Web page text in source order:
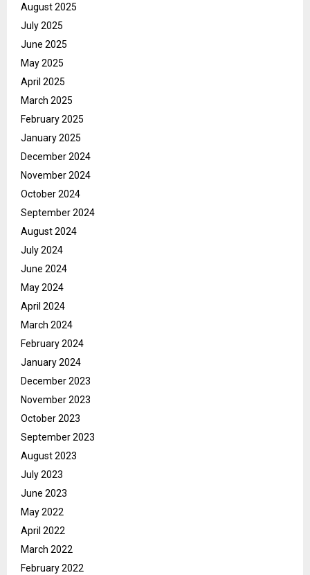
August 2025
July 2025
June 2025
May 2025
April 2025
March 2025
February 2025
January 2025
December 2024
November 2024
October 2024
September 2024
August 2024
July 2024
June 2024
May 2024
April 2024
March 2024
February 2024
January 2024
December 2023
November 2023
October 2023
September 2023
August 2023
July 2023
June 2023
May 2022
April 2022
March 2022
February 2022